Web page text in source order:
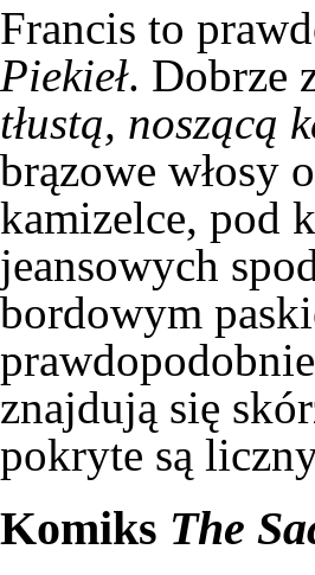
Francis to
Piekieł. Dobrze
tłustą, noszącą
brązowe włosy
kamizelce, pod
jeansowych
bordowym
znajdują się
pokryte są
Komiks The